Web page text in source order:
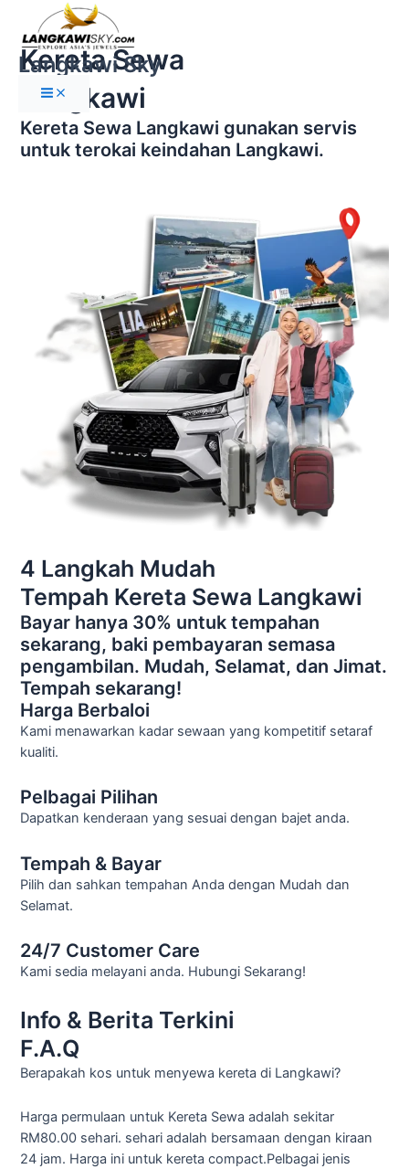
content
Langkawi Sky
Main
Menu
Kereta Sewa
Langkawi
Kereta Sewa Langkawi gunakan servis
untuk terokai keindahan Langkawi.
4 Langkah Mudah
Tempah Kereta Sewa Langkawi
Bayar hanya 30% untuk tempahan
sekarang, baki pembayaran semasa
pengambilan. Mudah, Selamat, dan Jimat.
Tempah sekarang!
Harga Berbaloi
Kami menawarkan kadar sewaan yang kompetitif setaraf
kualiti.
Pelbagai Pilihan
Dapatkan kenderaan yang sesuai dengan bajet anda.
Tempah & Bayar
Pilih dan sahkan tempahan Anda dengan Mudah dan
Selamat.
24/7 Customer Care
Kami sedia melayani anda. Hubungi Sekarang!
Info & Berita Terkini
F.A.Q
Berapakah kos untuk menyewa kereta di Langkawi?
Harga permulaan untuk Kereta Sewa adalah sekitar
RM80.00 sehari. sehari adalah bersamaan dengan kiraan
24 jam. Harga ini untuk kereta compact.Pelbagai jenis